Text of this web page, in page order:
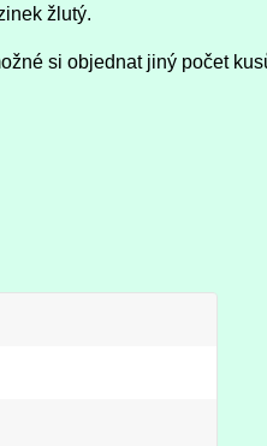
žlutý.
si objednat jiný počet